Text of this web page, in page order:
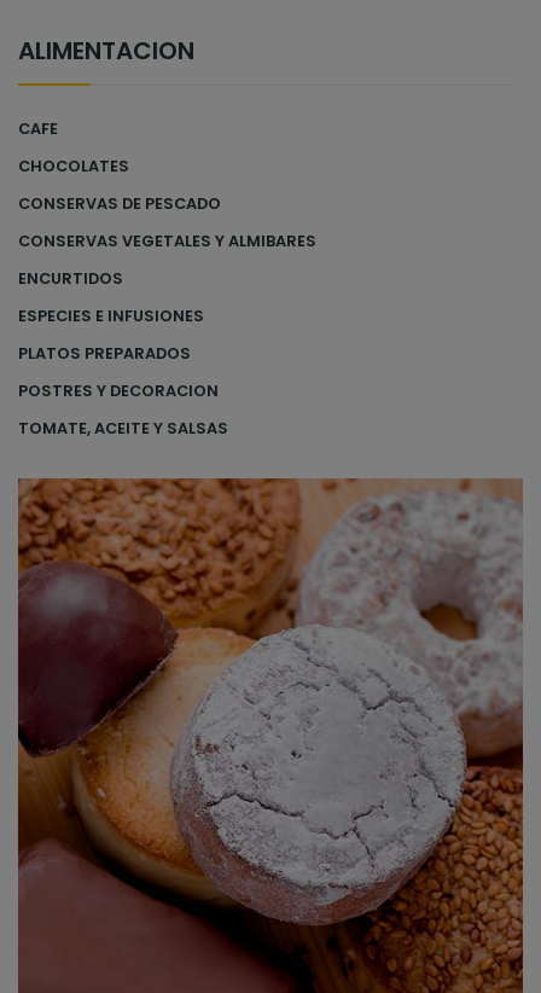
ALIMENTACION
CAFE
CHOCOLATES
CONSERVAS DE PESCADO
CONSERVAS VEGETALES Y ALMIBARES
ENCURTIDOS
ESPECIES E INFUSIONES
PLATOS PREPARADOS
POSTRES Y DECORACION
TOMATE, ACEITE Y SALSAS